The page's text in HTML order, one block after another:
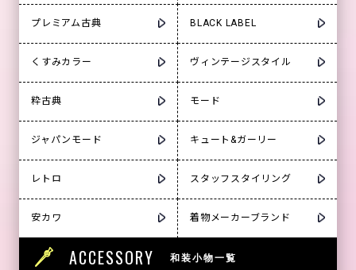
プレミアム古典 BLACK LABEL
くすみカラー ヴィンテージスタイル
粋古典 モード
ジャパンモード キュート&ガーリー
レトロ スタッフスタイリング
安カワ 着物メーカーブランド
ACCESSORY 和装小物一覧